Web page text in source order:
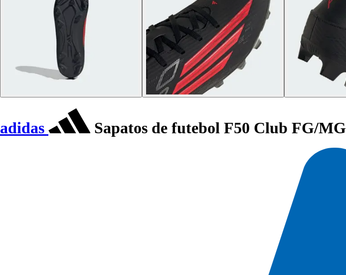
adidas Sapatos de futebol F50 Club FG/MG